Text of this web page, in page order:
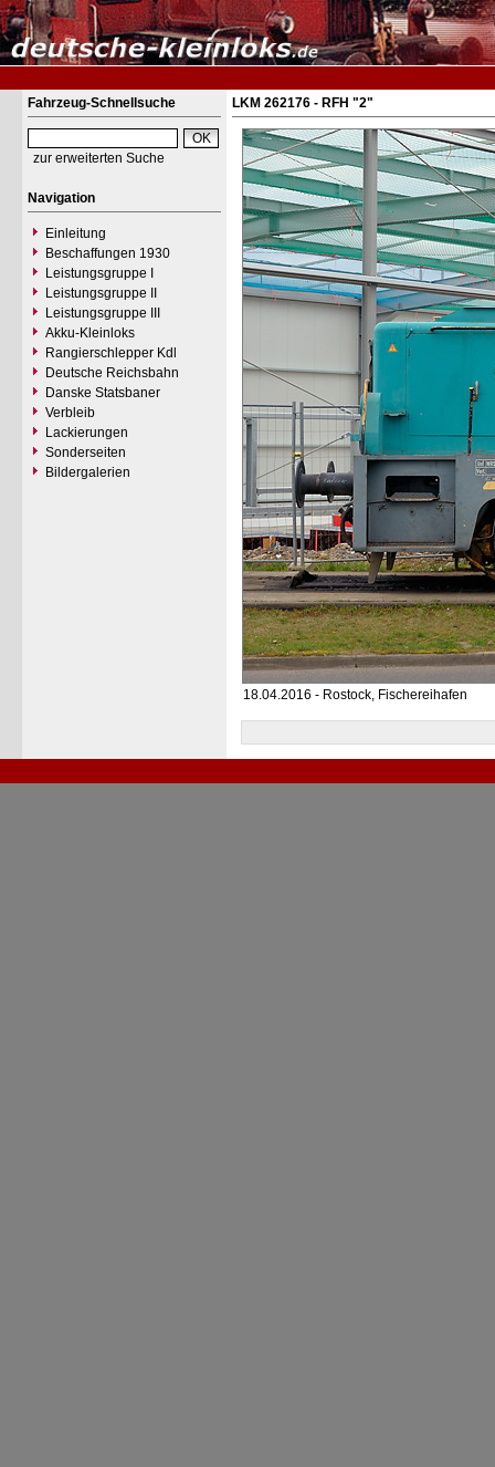
Fahrzeug-Schnellsuche
zur erweiterten Suche
Navigation
Einleitung
Beschaffungen 1930
Leistungsgruppe I
Leistungsgruppe II
Leistungsgruppe III
Akku-Kleinloks
Rangierschlepper Kdl
Deutsche Reichsbahn
Danske Statsbaner
Verbleib
Lackierungen
Sonderseiten
Bildergalerien
LKM 262176 - RFH "2"
18.04.2016 - Rostock, Fischereihafen